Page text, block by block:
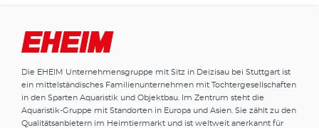
Strömungsbild Erhöhung des
Sauerstoffgehalts, Erzeugung naturnaher
lebenswichtig für Korallen; im Süßwasser
positiv für Fische Flexible Positionierung –
waagerecht oder senkrecht Schwenkbar um
180° (3D-Einstellung) Magnethalterung für
Die EHEIM Unternehmensgruppe mit Sitz in Deizisau bei Stuttgart ist
ein mittelständisches Familienunternehmen mit Tochtergesellschaften
in den Sparten Aquaristik und Objektbau. Im Zentrum steht die
Aquaristik-Gruppe mit Standorten in Europa und Asien. Sie zählt zu den
Qualitätsanbietern im Heimtiermarkt und ist weltweit anerkannt für